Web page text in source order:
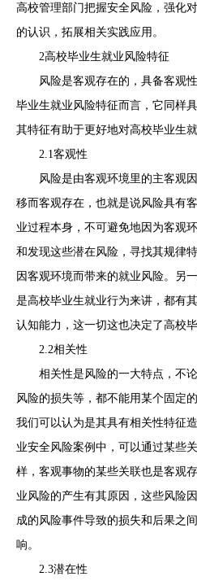
高校管理部门把握安全风险，强化
的认识，拓展相关实践应用。
2高校毕业生就业风险特征
风险是客观存在的，具备客观
毕业生就业风险特征而言，它同样
其特征有助于更好地对高校毕业生
2.1客观性
风险是由客观环境里的主客观
移而客观存在，也就是说风险具有
业过程本身，不可避免地因为客观
和发现这些潜在风险，寻找其规律
因客观环境而带来的就业风险。另
是高校毕业生就业行为来讲，都有
认知能力，这一切这也决定了高校
2.2相关性
相关性是风险的一大特点，不
风险的损失等，都不能用某个固定
我们可以认为是其具有相关性特征
业安全风险案例中，可以通过某些
样，客观事物的某些关联也是客观
业风险的产生有其原因，这些风险
成的风险事件导致的损失和后果之
响。
2.3潜在性